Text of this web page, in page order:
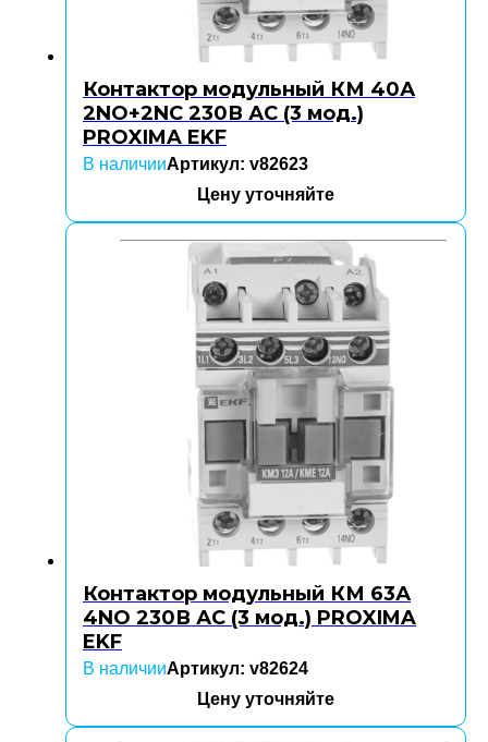
Контактор модульный КМ 40А
2NO+2NC 230В АС (3 мод.)
PROXIMA EKF
В наличииАртикул: v82623
Цену уточняйте
Контактор модульный КМ 63А
4NO 230В АС (3 мод.) PROXIMA
EKF
В наличииАртикул: v82624
Цену уточняйте